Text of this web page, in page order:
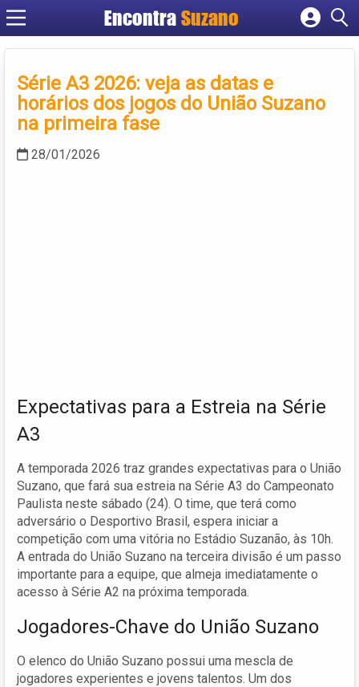
EncontraSuzano
Cadastrar empresa
Criar conta
Série A3 2026: veja as datas e
horários dos jogos do União Suzano
na primeira fase
28/01/2026
Expectativas para a Estreia na Série
A3
A temporada 2026 traz grandes expectativas para o União
Suzano, que fará sua estreia na Série A3 do Campeonato
Paulista neste sábado (24). O time, que terá como
adversário o Desportivo Brasil, espera iniciar a
competição com uma vitória no Estádio Suzanão, às 10h.
A entrada do União Suzano na terceira divisão é um passo
importante para a equipe, que almeja imediatamente o
acesso à Série A2 na próxima temporada.
Jogadores-Chave do União Suzano
O elenco do União Suzano possui uma mescla de
jogadores experientes e jovens talentos. Um dos